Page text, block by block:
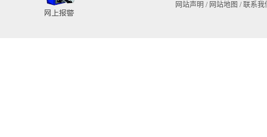
网站声明 / 网站地图 / 联系我